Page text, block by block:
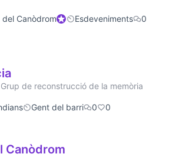
CanòdromParticipant oficial
Esdeveniments
0
de reconstrucció de la memòria
Gent del barri 0 0
Canòdrom